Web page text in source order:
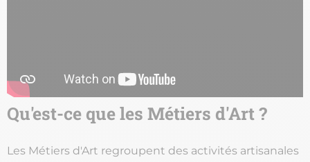
Qu'est-ce que les Métiers d'Art ?
Les Métiers d'Art regroupent des activités artisanales